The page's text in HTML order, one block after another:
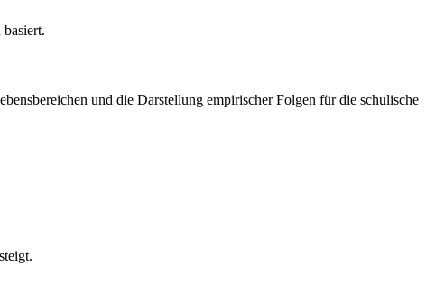
und die Darstellung empirischer Folgen für die schulische